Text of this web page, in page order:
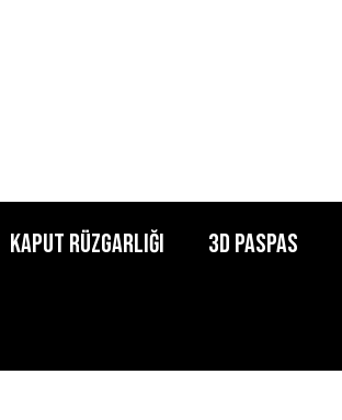
Kaput Rüzgarlığı 3D Paspas